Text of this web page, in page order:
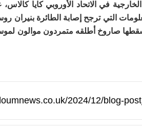
في الاتحاد الأوروبي كايا
التي ترجح إصابة الطائرة بنيران